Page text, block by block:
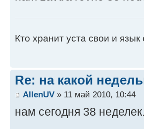
Кто хранит уста свои и
Re: на какой
AllenUV » 11 май 2010, 10:44
нам сегодня 38 неделек.